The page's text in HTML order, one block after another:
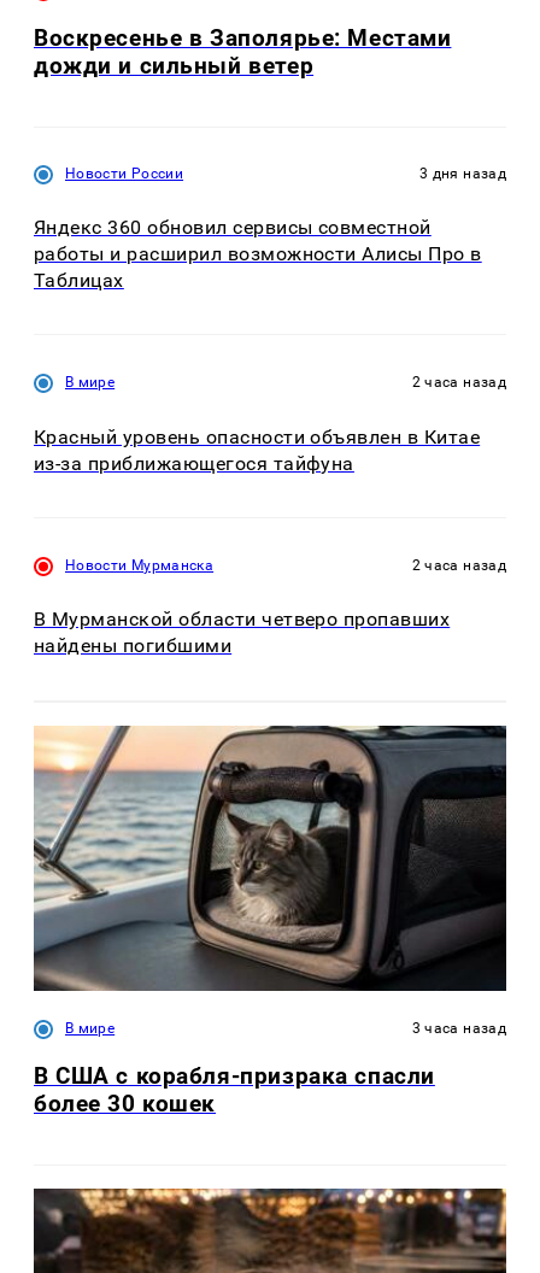
Воскресенье в Заполярье: Местами
дожди и сильный ветер
Новости России 3 дня назад
Яндекс 360 обновил сервисы совместной
работы и расширил возможности Алисы Про в
Таблицах
В мире 2 часа назад
Красный уровень опасности объявлен в Китае
из-за приближающегося тайфуна
Новости Мурманска 2 часа назад
В Мурманской области четверо пропавших
найдены погибшими
В мире 3 часа назад
В США с корабля-призрака спасли
более 30 кошек